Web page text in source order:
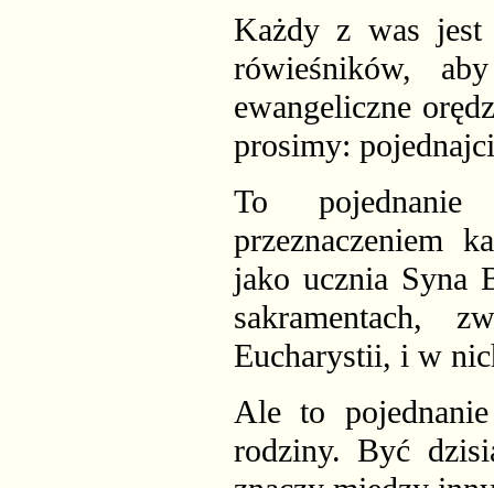
Każdy z was jest
rówieśników,
ewangeliczne
prosimy:
To
przeznaczeniem
jako ucznia Syna
sakramentach,
Eucharystii, i w
Ale to
rodziny. Być